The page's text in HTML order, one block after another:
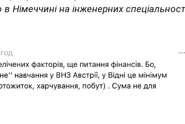
Німеччині на інженерних